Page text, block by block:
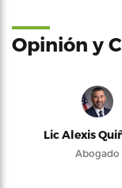
Opinión y
Lic Alexis
Abogado